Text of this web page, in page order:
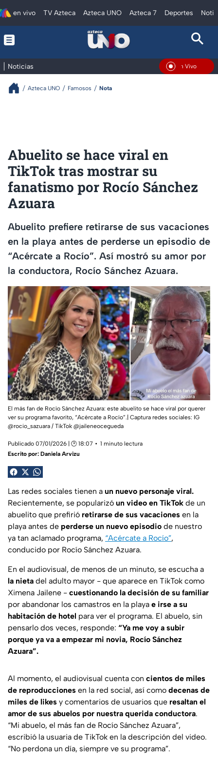
en vivo TV Azteca Azteca UNO Azteca 7 Deportes
Noticias En Vivo
Azteca UNO Famosos Nota
Abuelito se hace viral en
TikTok tras mostrar su
fanatismo por Rocío Sánchez
Azuara
Abuelito prefiere retirarse de sus vacaciones
en la playa antes de perderse un episodio de
“Acércate a Rocío”. Así mostró su amor por
la conductora, Rocío Sánchez Azuara.
El más fan de Rocío Sánchez Azuara: este abuelito se hace viral por querer
ver su programa favorito, “Acércate a Rocío”.| Captura redes sociales: IG
@rocio_sazuara / TikTok @jaileneocegueda
Publicado 07/01/2026 | 🕑 18:07
1 minuto lectura
Escrito por: Daniela Arvizu
Las redes sociales tienen a un nuevo personaje viral.
Recientemente, se popularizó un video en TikTok de un
abuelito que prefirió retirarse de sus vacaciones en la
playa antes de perderse un nuevo episodio de nuestro
ya tan aclamado programa, “Acércate a Rocío”,
conducido por Rocío Sánchez Azuara.
En el audiovisual, de menos de un minuto, se escucha a
la nieta del adulto mayor - que aparece en TikTok como
Ximena Jailene - cuestionando la decisión de su familiar
por abandonar los camastros en la playa e irse a su
habitación de hotel para ver el programa. El abuelo, sin
pensarlo dos veces, responde: “Ya me voy a subir
porque ya va a empezar mi novia, Rocío Sánchez
Azuara”.
Al momento, el audiovisual cuenta con cientos de miles
de reproducciones en la red social, así como decenas de
miles de likes y comentarios de usuarios que resaltan el
amor de sus abuelos por nuestra querida conductora.
“Mi abuelo, el más fan de Rocío Sánchez Azuara”,
escribió la usuaria de TikTok en la descripción del video.
“No perdona un día, siempre ve su programa”.